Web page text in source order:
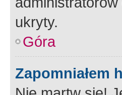
ukryty.
Góra
Zapomniałem